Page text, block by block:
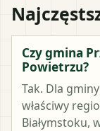
Czy gmina
Powietrzu?
Tak. Dla
właściwy
Białymstoku,